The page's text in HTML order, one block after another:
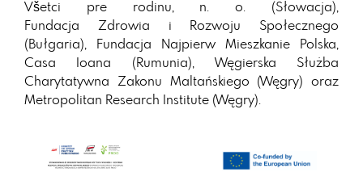
Všetci pre rodinu, n. o. (Słowacja),
Fundacja Zdrowia i Rozwoju Społecznego
(Bułgaria), Fundacja Najpierw Mieszkanie Polska,
Casa Ioana (Rumunia), Węgierska Służba
Charytatywna Zakonu Maltańskiego (Węgry) oraz
Metropolitan Research Institute (Węgry).